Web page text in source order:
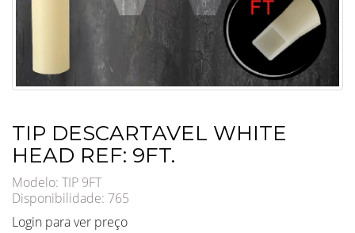
TIP DESCARTAVEL WHITE
HEAD REF: 9FT.
Modelo: TIP 9FT
Disponibilidade: 765
Login para ver preço